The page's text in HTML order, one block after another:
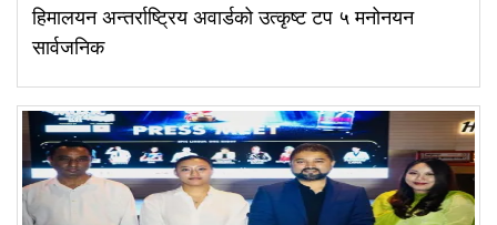
हिमालयन अन्तर्राष्ट्रिय अवार्डको उत्कृष्ट टप ५ मनोनयन
सार्वजनिक